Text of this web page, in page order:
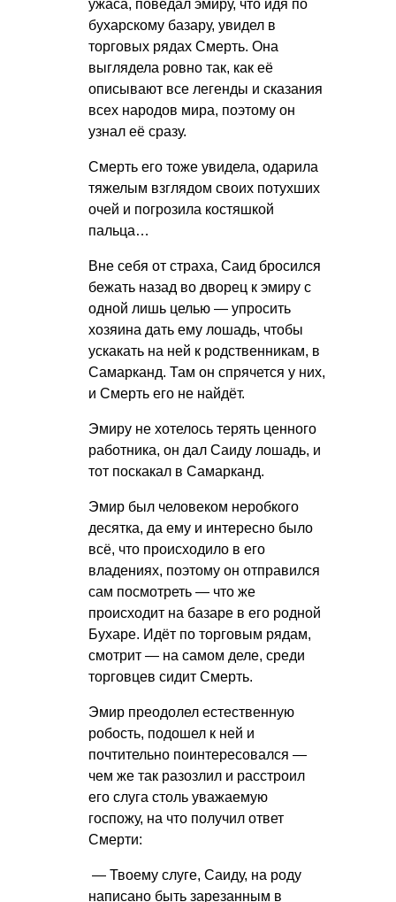
ужаса, поведал эмиру, что идя по
бухарскому базару, увидел в
торговых рядах Смерть. Она
выглядела ровно так, как её
описывают все легенды и сказания
всех народов мира, поэтому он
узнал её сразу.
Смерть его тоже увидела, одарила
тяжелым взглядом своих потухших
очей и погрозила костяшкой
пальца…
Вне себя от страха, Саид бросился
бежать назад во дворец к эмиру с
одной лишь целью — упросить
хозяина дать ему лошадь, чтобы
ускакать на ней к родственникам, в
Самарканд. Там он спрячется у них,
и Смерть его не найдёт.
Эмиру не хотелось терять ценного
работника, он дал Саиду лошадь, и
тот поскакал в Самарканд.
Эмир был человеком неробкого
десятка, да ему и интересно было
всё, что происходило в его
владениях, поэтому он отправился
сам посмотреть — что же
происходит на базаре в его родной
Бухаре. Идёт по торговым рядам,
смотрит — на самом деле, среди
торговцев сидит Смерть.
Эмир преодолел естественную
робость, подошел к ней и
почтительно поинтересовался —
чем же так разозлил и расстроил
его слуга столь уважаемую
госпожу, на что получил ответ
Смерти:
— Твоему слуге, Саиду, на роду
написано быть зарезанным в